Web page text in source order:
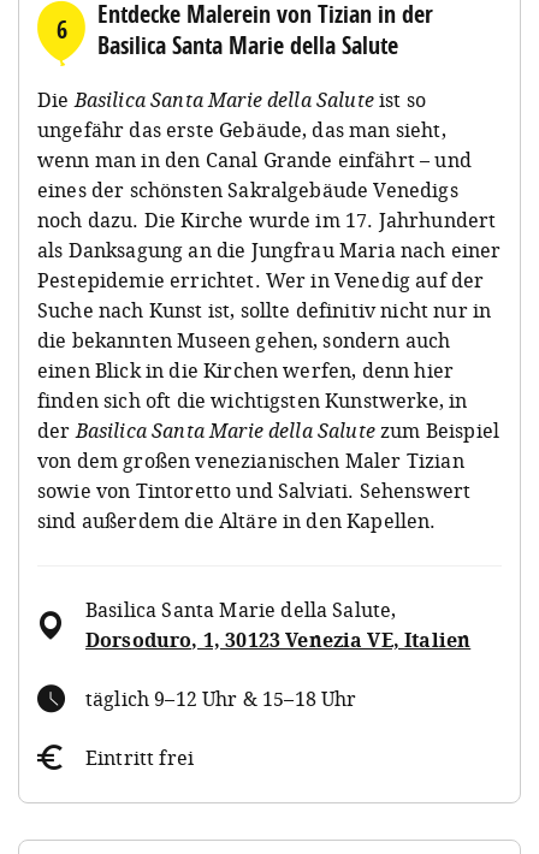
6
Entdecke Malerein von Tizian in der
Basilica Santa Marie della Salute
DieBasilica Santa Marie della Saluteist so
ungefähr das erste Gebäude, das man sieht,
wenn man in den Canal Grande einfährt – und
eines der schönsten Sakralgebäude Venedigs
noch dazu. Die Kirche wurde im 17. Jahrhundert
als Danksagung an die Jungfrau Maria nach einer
Pestepidemie errichtet. Wer in Venedig auf der
Suche nach Kunst ist, sollte definitiv nicht nur in
die bekannten Museen gehen, sondern auch
einen Blick in die Kirchen werfen, denn hier
finden sich oft die wichtigsten Kunstwerke, in
derBasilica Santa Marie della Salutezum Beispiel
von dem großen venezianischen Maler Tizian
sowie von Tintoretto und Salviati. Sehenswert
sind außerdem die Altäre in den Kapellen.
Basilica Santa Marie della Salute,
Dorsoduro, 1, 30123 Venezia VE, Italien
täglich 9–12 Uhr & 15–18 Uhr
Eintritt frei